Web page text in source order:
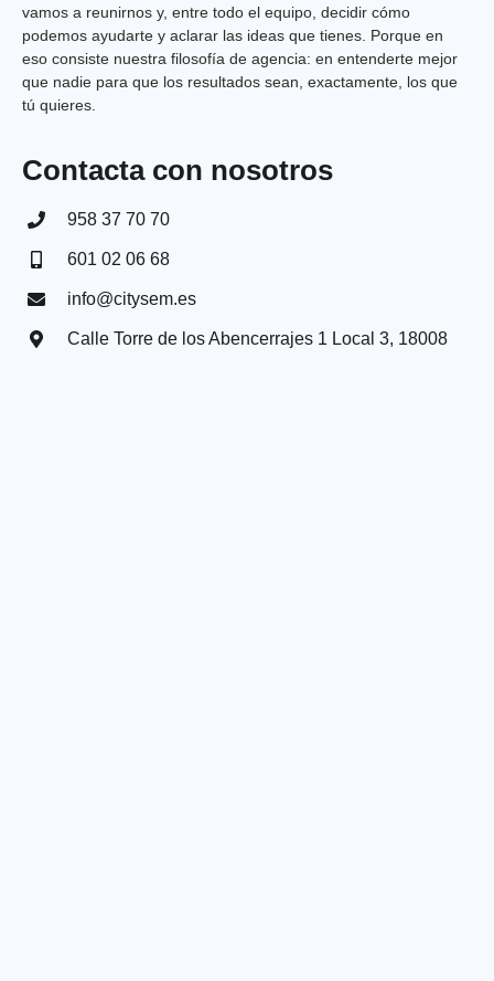
vamos a reunirnos y, entre todo el equipo, decidir cómo
podemos ayudarte y aclarar las ideas que tienes. Porque en
eso consiste nuestra filosofía de agencia: en entenderte mejor
que nadie para que los resultados sean, exactamente, los que
tú quieres.
Contacta con nosotros
958 37 70 70
601 02 06 68
info@citysem.es
Calle Torre de los Abencerrajes 1 Local 3, 18008​